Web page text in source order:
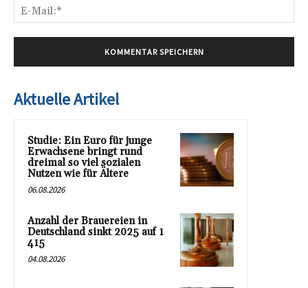
Aktuelle Artikel
Studie: Ein Euro für junge
Erwachsene bringt rund
dreimal so viel sozialen
Nutzen wie für Ältere
06.08.2026
Anzahl der Brauereien in
Deutschland sinkt 2025 auf 1
415
04.08.2026